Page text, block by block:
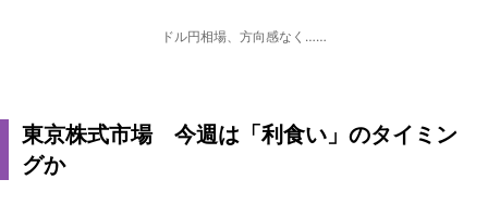
ドル円相場、方向感なく……
東京株式市場 今週は「利食い」のタイミン
グか